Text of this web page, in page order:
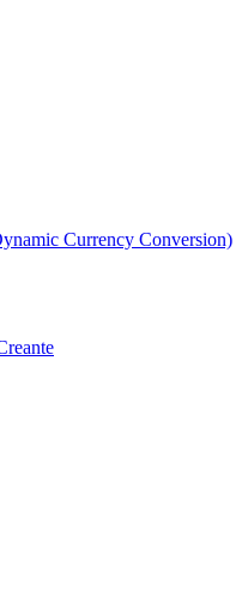
Currency Conversion)